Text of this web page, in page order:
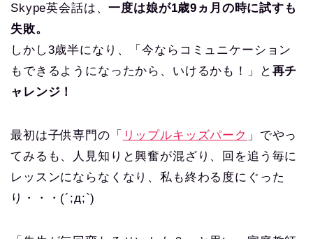
Skype英会話は、一度は娘が1歳9ヵ月の時に試すも
失敗。
しかし3歳半になり、「今ならコミュニケーション
もできるようになったから、いけるかも！」と 再チ
ャレンジ！
最初は子供専門の「 リップルキッズパーク 」でやっ
てみるも、人見知りと興奮が混ざり、回を追う毎に
レッスンにならなくなり、私も終わる度にぐった
り・・・(´;д;`)